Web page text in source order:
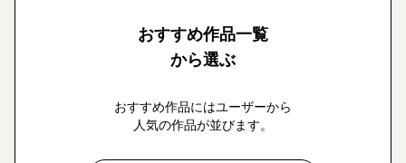
おすすめ作品一覧
から選ぶ
おすすめ作品にはユーザーから
人気の作品が並びます。